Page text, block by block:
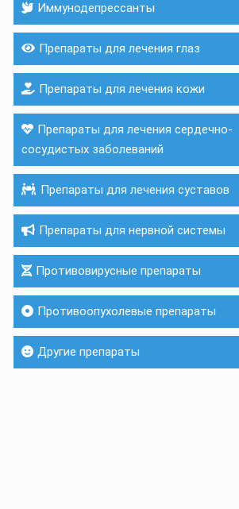
Иммунодепрессанты
Препараты для лечения глаз
Препараты для лечения кожи
Препараты для лечения сердечно-
сосудистых заболеваний
Препараты для лечения суставов
Препараты для нервной системы
Противовирусные препараты
Противоопухолевые препараты
Другие препараты